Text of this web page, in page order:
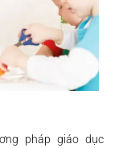
pháp giáo dục